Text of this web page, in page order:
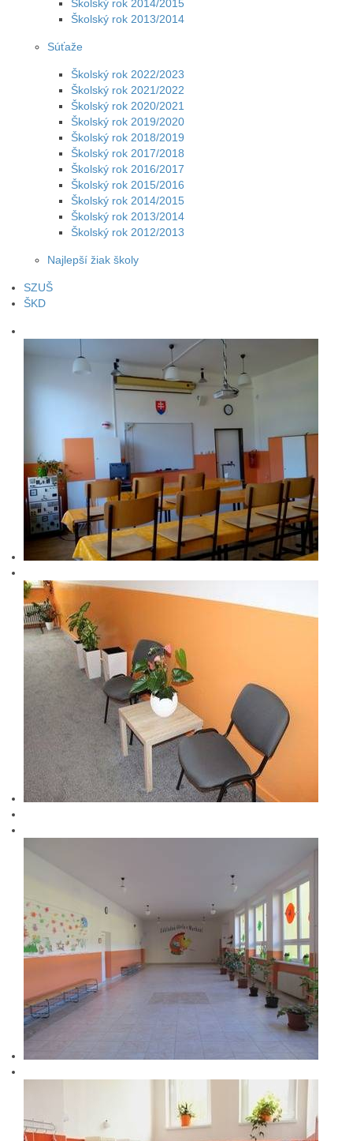
Školský rok 2014/2015
Školský rok 2013/2014
Súťaže
Školský rok 2022/2023
Školský rok 2021/2022
Školský rok 2020/2021
Školský rok 2019/2020
Školský rok 2018/2019
Školský rok 2017/2018
Školský rok 2016/2017
Školský rok 2015/2016
Školský rok 2014/2015
Školský rok 2013/2014
Školský rok 2012/2013
Najlepší žiak školy
SZUŠ
ŠKD